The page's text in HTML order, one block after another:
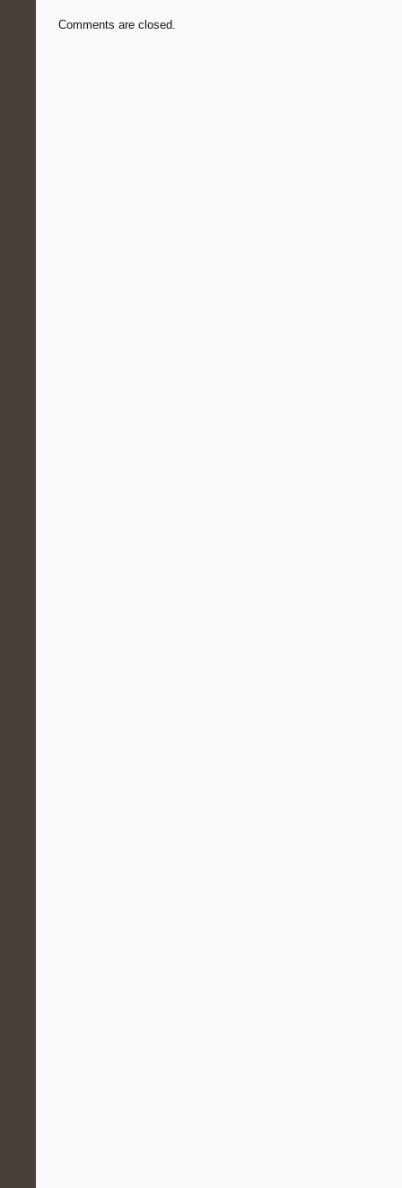
Comments are closed.